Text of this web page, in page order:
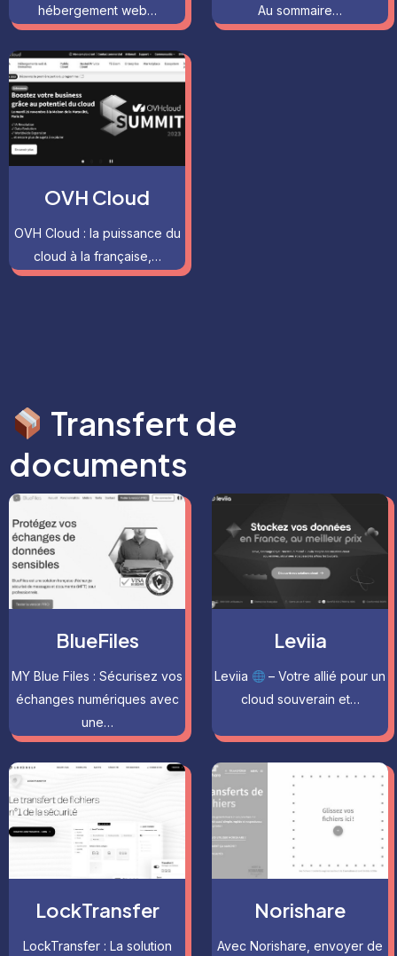
hébergement web… Au sommaire…
OVH Cloud
OVH Cloud : la puissance du
cloud à la française,…
Transfert de
documents
BlueFiles
MY Blue Files : Sécurisez vos
échanges numériques avec
une…
Leviia
Leviia
– Votre allié pour un
cloud souverain et…
LockTransfer
LockTransfer : La solution
Norishare
Avec Norishare, envoyer de